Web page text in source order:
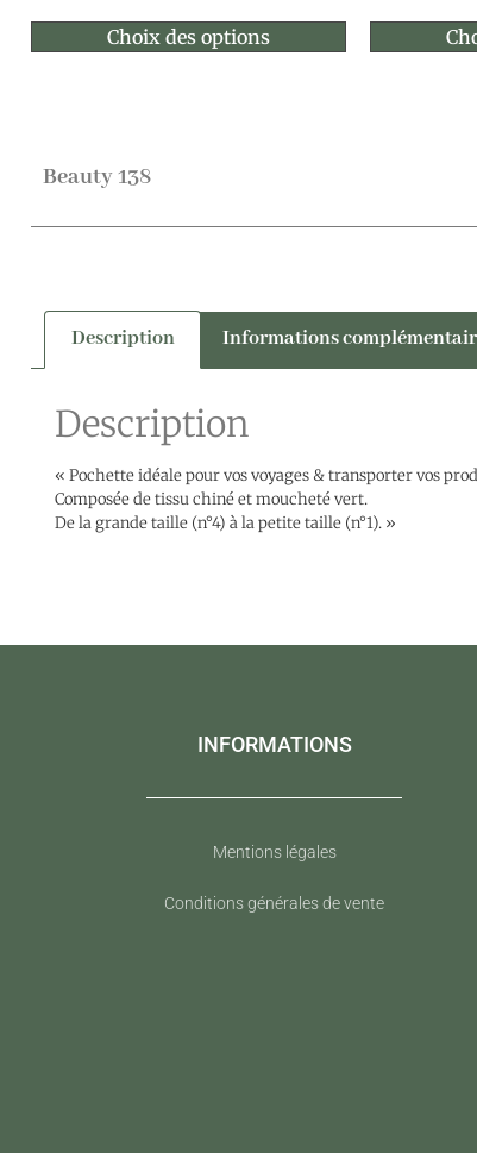
Choix des options
Beauty 138
Description Informations
Description
« Pochette idéale pour vos voyages & transporter vos
Composée de tissu chiné et moucheté vert.
De la grande taille (n°4) à la petite taille (n°1). »
INFORMATIONS
Mentions légales
Conditions générales de vente